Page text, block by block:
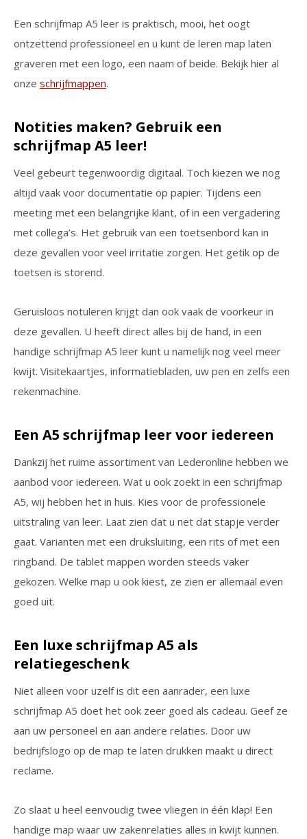
Een schrijfmap A5 leer is praktisch, mooi, het oogt
ontzettend professioneel en u kunt de leren map laten
graveren met een logo, een naam of beide. Bekijk hier al
onze schrijfmappen.
Notities maken? Gebruik een
schrijfmap A5 leer!
Veel gebeurt tegenwoordig digitaal. Toch kiezen we nog
altijd vaak voor documentatie op papier. Tijdens een
meeting met een belangrijke klant, of in een vergadering
met collega’s. Het gebruik van een toetsenbord kan in
deze gevallen voor veel irritatie zorgen. Het getik op de
toetsen is storend.
Geruisloos notuleren krijgt dan ook vaak de voorkeur in
deze gevallen. U heeft direct alles bij de hand, in een
handige schrijfmap A5 leer kunt u namelijk nog veel meer
kwijt. Visitekaartjes, informatiebladen, uw pen en zelfs een
rekenmachine.
Een A5 schrijfmap leer voor iedereen
Dankzij het ruime assortiment van Lederonline hebben we
aanbod voor iedereen. Wat u ook zoekt in een schrijfmap
A5, wij hebben het in huis. Kies voor de professionele
uitstraling van leer. Laat zien dat u net dat stapje verder
gaat. Varianten met een druksluiting, een rits of met een
ringband. De tablet mappen worden steeds vaker
gekozen. Welke map u ook kiest, ze zien er allemaal even
goed uit.
Een luxe schrijfmap A5 als
relatiegeschenk
Niet alleen voor uzelf is dit een aanrader, een luxe
schrijfmap A5 doet het ook zeer goed als cadeau. Geef ze
aan uw personeel en aan andere relaties. Door uw
bedrijfslogo op de map te laten drukken maakt u direct
reclame.
Zo slaat u heel eenvoudig twee vliegen in één klap! Een
handige map waar uw zakenrelaties alles in kwijt kunnen.